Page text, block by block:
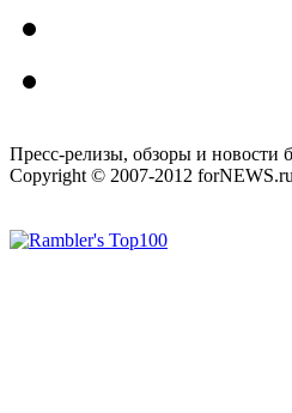
Пресс-релизы, обзоры и новости
Copyright © 2007-2012 forNEWS.ru